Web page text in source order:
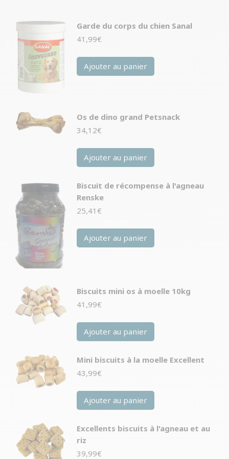
Garde du corps du chien Sanal
41,99€
Ajouter au panier
Os de dino grand Petsnack
34,12€
Ajouter au panier
Biscuit de récompense à l'agneau
Renske
25,41 €
Ajouter au panier
Biscuits mini os à moelle 10kg
41,99€
Ajouter au panier
Mini biscuits à la moelle Excellent
43,99€
Ajouter au panier
Excellents biscuits à l'agneau et au
riz
39,99€